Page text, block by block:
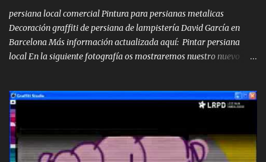
persiana local comercial Pintura para persianas metalicas
Decoración graffiti de persiana de lampistería David García en
Barcelona Más información actualizada aquí: Pintar persiana
local En la siguiente fotografía os mostraremos nuestro nuevo
servicios que ofrecen, además de introducir el texto de urgencias
24 horas. Así que para ellos nos centramos en un diseño práctico,
donde cualquier persona que pasara por la calle, de un golpe de
vista pudiera ver claramente algunos de los servicios más
importantes que se realizan en dicho local y haciendo hincapié en